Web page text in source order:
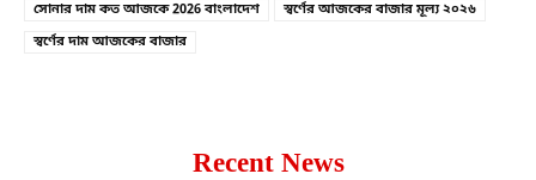
সোনার দাম কত আজকে 2026 বাংলাদেশ
স্বর্ণের আজকের বাজার মূল্য ২০২৬
স্বর্ণের দাম আজকের বাজার
Recent News